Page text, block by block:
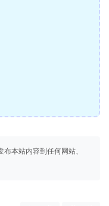
本站内容到任何网站、